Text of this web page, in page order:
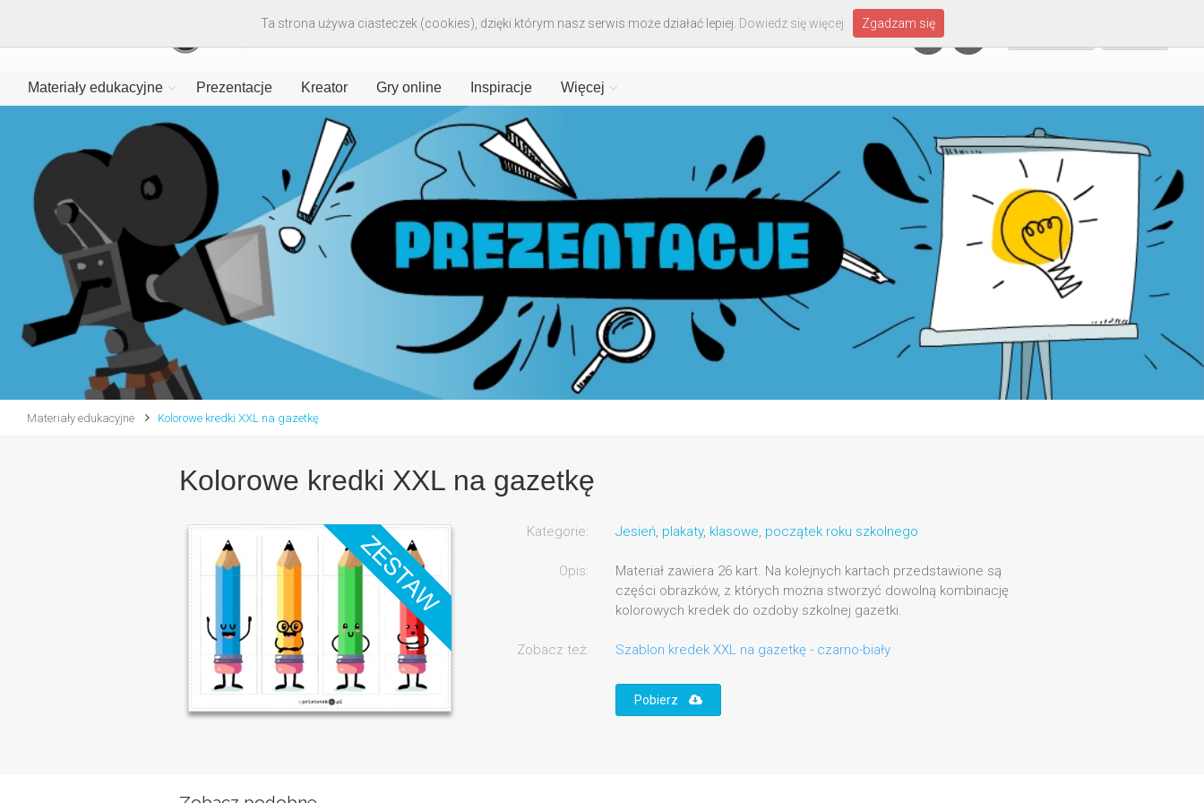
Materiały edukacyjne Prezentacje Kreator Gry online Inspiracje Więcej
Materiały edukacyjne Kolorowe kredki XXL na gazetkę
Kolorowe kredki XXL na gazetkę
Kategorie: Jesień, plakaty, klasowe, początek roku szkolnego
Opis:
Materiał zawiera 26 kart. Na kolejnych kartach przedstawione są
części obrazków, z których można stworzyć dowolną kombinację
kolorowych kredek do ozdoby szkolnej gazetki.
Zobacz też: Szablon kredek XXL na gazetkę - czarno-biały
Pobierz
Ta strona używa ciasteczek (cookies), dzięki którym nasz serwis może działać lepiej. Dowiedz się więcej Zgadzam się